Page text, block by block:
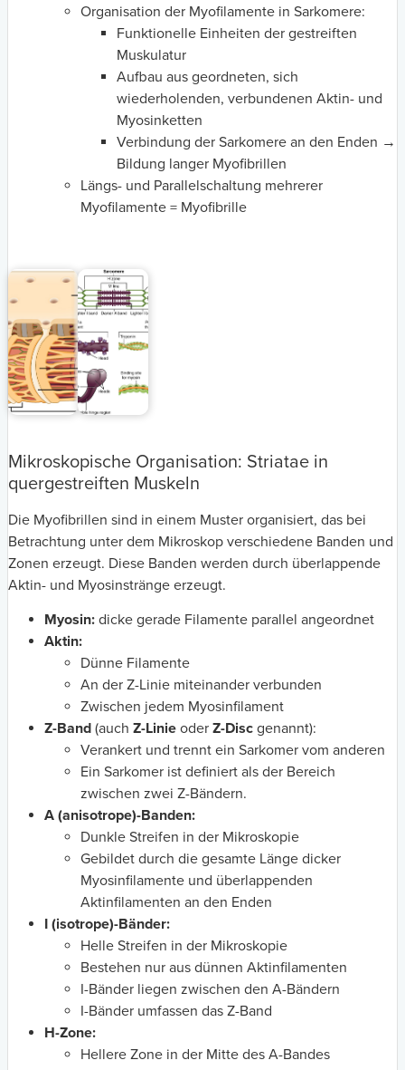
Organisation der Myofilamente in Sarkomere:
Funktionelle Einheiten der gestreiften
Muskulatur
Aufbau aus geordneten, sich
wiederholenden, verbundenen Aktin- und
Myosinketten
Verbindung der Sarkomere an den Enden →
Bildung langer Myofibrillen
Längs- und Parallelschaltung mehrerer
Myofilamente = Myofibrille
Mikroskopische Organisation: Striatae in
quergestreiften Muskeln
Die Myofibrillen sind in einem Muster organisiert, das bei
Betrachtung unter dem Mikroskop verschiedene Banden und
Zonen erzeugt. Diese Banden werden durch überlappende
Aktin- und Myosinstränge erzeugt.
Myosin: dicke gerade Filamente parallel angeordnet
Aktin:
Dünne Filamente
An der Z-Linie miteinander verbunden
Zwischen jedem Myosinfilament
Z-Band (auch Z-Linie oder Z-Disc genannt):
Verankert und trennt ein Sarkomer vom anderen
Ein Sarkomer ist definiert als der Bereich
zwischen zwei Z-Bändern.
A (anisotrope)-Banden:
Dunkle Streifen in der Mikroskopie
Gebildet durch die gesamte Länge dicker
Myosinfilamente und überlappenden
Aktinfilamenten an den Enden
I (isotrope)-Bänder:
Helle Streifen in der Mikroskopie
Bestehen nur aus dünnen Aktinfilamenten
I-Bänder liegen zwischen den A-Bändern
I-Bänder umfassen das Z-Band
H-Zone:
Hellere Zone in der Mitte des A-Bandes